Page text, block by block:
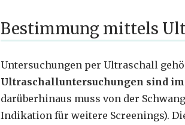
Bestimmung mittels
Untersuchungen per Ultraschall
Ultraschalluntersuchungen sind
darüberhinaus muss von der
Indikation für weitere Screenings).